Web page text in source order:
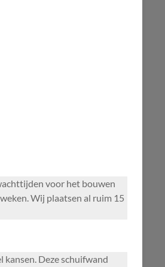
voor het bouwen
Wij plaatsen al ruim 15
Deze schuifwand